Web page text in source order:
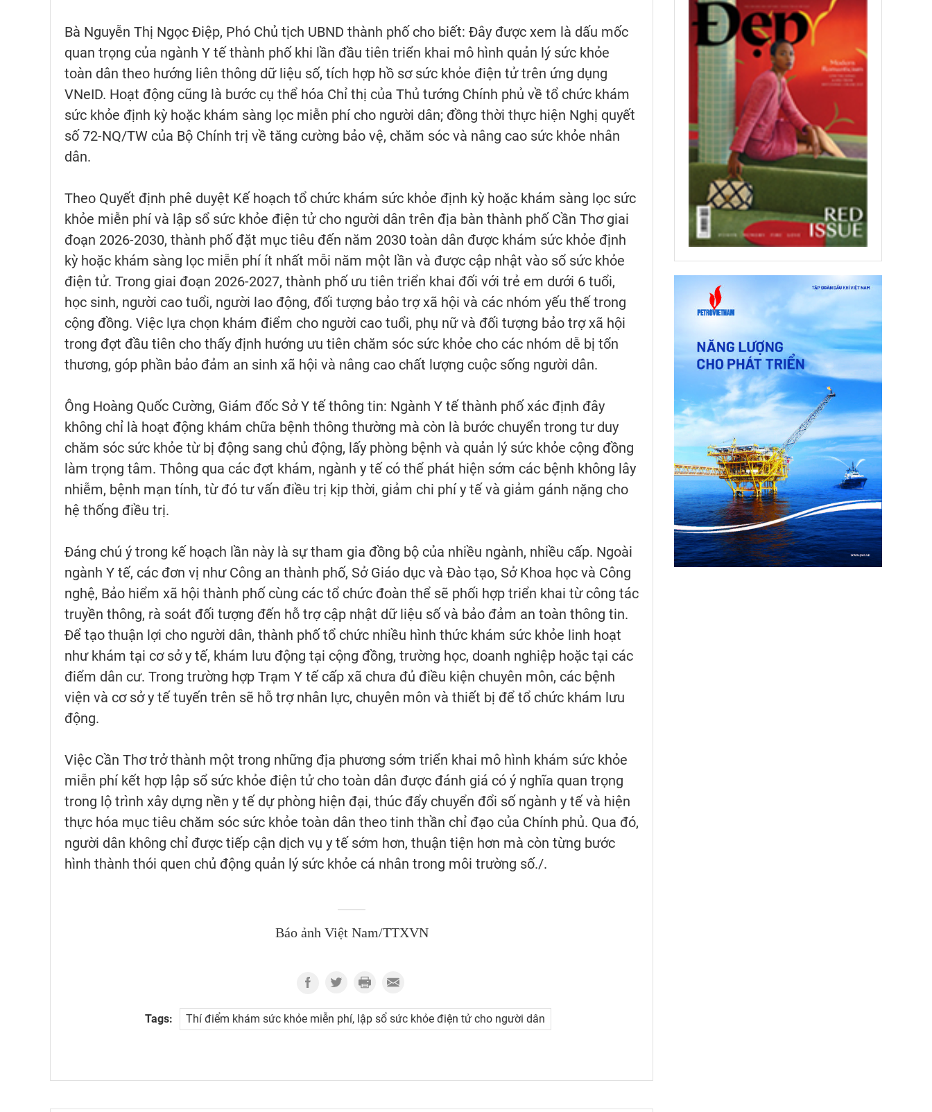
Bà Nguyễn Thị Ngọc Điệp, Phó Chủ tịch UBND thành phố cho biết: Đây được xem là dấu mốc
quan trọng của ngành Y tế thành phố khi lần đầu tiên triển khai mô hình quản lý sức khỏe
toàn dân theo hướng liên thông dữ liệu số, tích hợp hồ sơ sức khỏe điện tử trên ứng dụng
VNeID. Hoạt động cũng là bước cụ thể hóa Chỉ thị của Thủ tướng Chính phủ về tổ chức khám
sức khỏe định kỳ hoặc khám sàng lọc miễn phí cho người dân; đồng thời thực hiện Nghị quyết
số 72-NQ/TW của Bộ Chính trị về tăng cường bảo vệ, chăm sóc và nâng cao sức khỏe nhân
dân.
Theo Quyết định phê duyệt Kế hoạch tổ chức khám sức khỏe định kỳ hoặc khám sàng lọc sức
khỏe miễn phí và lập sổ sức khỏe điện tử cho người dân trên địa bàn thành phố Cần Thơ giai
đoạn 2026-2030, thành phố đặt mục tiêu đến năm 2030 toàn dân được khám sức khỏe định
kỳ hoặc khám sàng lọc miễn phí ít nhất mỗi năm một lần và được cập nhật vào sổ sức khỏe
điện tử. Trong giai đoạn 2026-2027, thành phố ưu tiên triển khai đối với trẻ em dưới 6 tuổi,
học sinh, người cao tuổi, người lao động, đối tượng bảo trợ xã hội và các nhóm yếu thế trong
cộng đồng. Việc lựa chọn khám điểm cho người cao tuổi, phụ nữ và đối tượng bảo trợ xã hội
trong đợt đầu tiên cho thấy định hướng ưu tiên chăm sóc sức khỏe cho các nhóm dễ bị tổn
thương, góp phần bảo đảm an sinh xã hội và nâng cao chất lượng cuộc sống người dân.
Ông Hoàng Quốc Cường, Giám đốc Sở Y tế thông tin: Ngành Y tế thành phố xác định đây
không chỉ là hoạt động khám chữa bệnh thông thường mà còn là bước chuyển trong tư duy
chăm sóc sức khỏe từ bị động sang chủ động, lấy phòng bệnh và quản lý sức khỏe cộng đồng
làm trọng tâm. Thông qua các đợt khám, ngành y tế có thể phát hiện sớm các bệnh không lây
nhiễm, bệnh mạn tính, từ đó tư vấn điều trị kịp thời, giảm chi phí y tế và giảm gánh nặng cho
hệ thống điều trị.
Đáng chú ý trong kế hoạch lần này là sự tham gia đồng bộ của nhiều ngành, nhiều cấp. Ngoài
ngành Y tế, các đơn vị như Công an thành phố, Sở Giáo dục và Đào tạo, Sở Khoa học và Công
nghệ, Bảo hiểm xã hội thành phố cùng các tổ chức đoàn thể sẽ phối hợp triển khai từ công tác
truyền thông, rà soát đối tượng đến hỗ trợ cập nhật dữ liệu số và bảo đảm an toàn thông tin.
Để tạo thuận lợi cho người dân, thành phố tổ chức nhiều hình thức khám sức khỏe linh hoạt
như khám tại cơ sở y tế, khám lưu động tại cộng đồng, trường học, doanh nghiệp hoặc tại các
điểm dân cư. Trong trường hợp Trạm Y tế cấp xã chưa đủ điều kiện chuyên môn, các bệnh
viện và cơ sở y tế tuyến trên sẽ hỗ trợ nhân lực, chuyên môn và thiết bị để tổ chức khám lưu
động.
Việc Cần Thơ trở thành một trong những địa phương sớm triển khai mô hình khám sức khỏe
miễn phí kết hợp lập sổ sức khỏe điện tử cho toàn dân được đánh giá có ý nghĩa quan trọng
trong lộ trình xây dựng nền y tế dự phòng hiện đại, thúc đẩy chuyển đổi số ngành y tế và hiện
thực hóa mục tiêu chăm sóc sức khỏe toàn dân theo tinh thần chỉ đạo của Chính phủ. Qua đó,
người dân không chỉ được tiếp cận dịch vụ y tế sớm hơn, thuận tiện hơn mà còn từng bước
hình thành thói quen chủ động quản lý sức khỏe cá nhân trong môi trường số./.
Báo ảnh Việt Nam/TTXVN
Tags: Thí điểm khám sức khỏe miễn phí, lập sổ sức khỏe điện tử cho người dân